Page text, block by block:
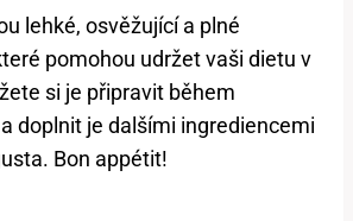
lehké, osvěžující a plné
pomohou udržet vaši dietu v
si je připravit během
doplnit je dalšími ingrediencemi
Bon appétit!